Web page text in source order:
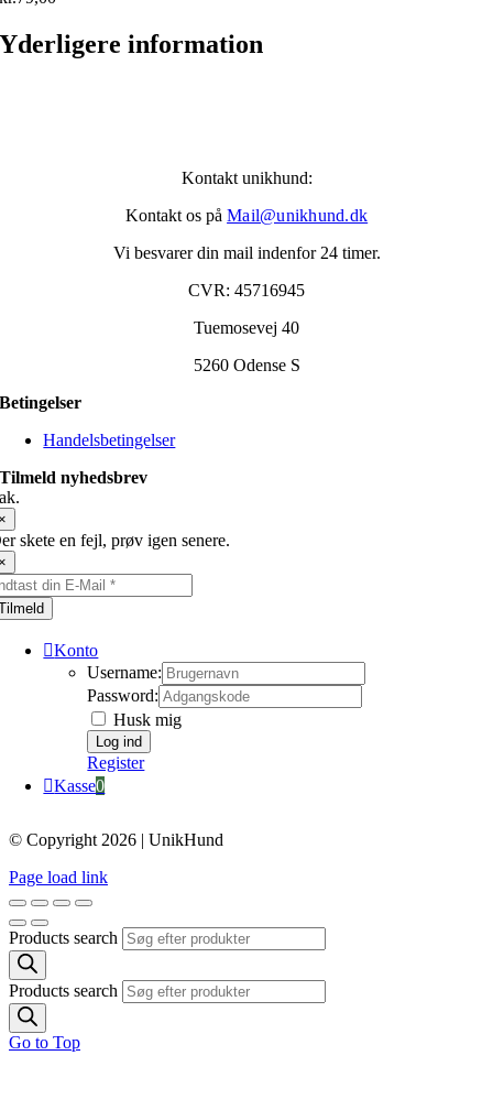
Yderligere information
Kontakt unikhund:
Kontakt os på Mail@unikhund.dk
Vi besvarer din mail indenfor 24 timer.
CVR: 45716945
Tuemosevej 40
5260 Odense S
Betingelser
Handelsbetingelser
Tilmeld nyhedsbrev
skete en fejl, prøv igen senere.
Konto
Username:
Password:
Husk mig
Register
Kasse0
© Copyright 2026 | UnikHund
Page load link
Products search
Products search
Go to Top